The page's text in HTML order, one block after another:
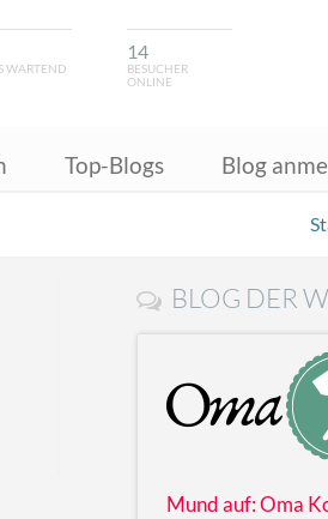
WARTEND
14
BESUCHER
ONLINE
Top-Blogs Blog
BLOG DER
Mund auf: Oma